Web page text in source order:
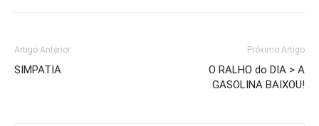
Artigo Anterior
SIMPATIA
Próximo Artigo
O RALHO do DIA > A
GASOLINA BAIXOU!